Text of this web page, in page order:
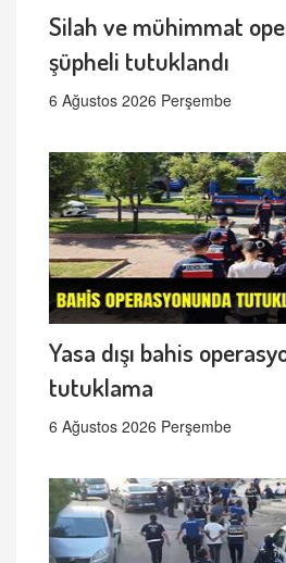
Silah ve mühimmat
şüpheli tutuklandı
6 Ağustos 2026 Perşembe
Yasa dışı bahis
tutuklama
6 Ağustos 2026 Perşembe